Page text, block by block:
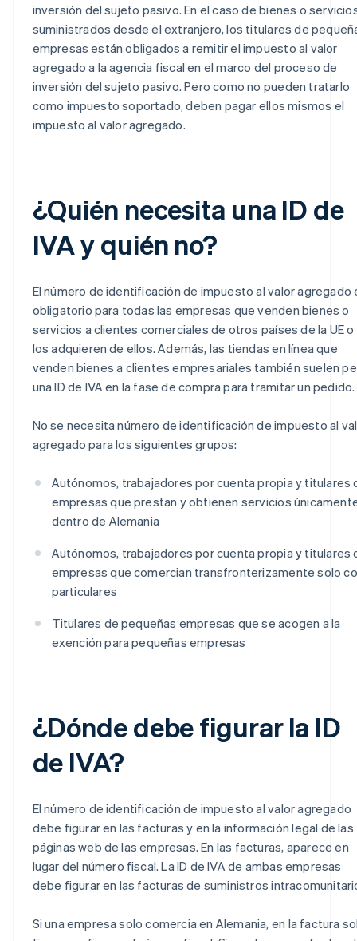
inversión del sujeto pasivo. En el caso de bienes o
suministrados desde el extranjero, los titulares de
empresas están obligados a remitir el impuesto al valor
agregado a la agencia fiscal en el marco del proceso de
inversión del sujeto pasivo. Pero como no pueden tratarlo
como impuesto soportado, deben pagar ellos mismos el
impuesto al valor agregado.
¿Quién necesita una ID de
IVA y quién no?
El número de identificación de impuesto al valor agregado
obligatorio para todas las empresas que venden bienes o
servicios a clientes comerciales de otros países de la UE o
los adquieren de ellos. Además, las tiendas en línea que
venden bienes a clientes empresariales también suelen
una ID de IVA en la fase de compra para tramitar un pedido.
No se necesita número de identificación de impuesto al
agregado para los siguientes grupos:
Autónomos, trabajadores por cuenta propia y titulares
empresas que prestan y obtienen servicios
dentro de Alemania
Autónomos, trabajadores por cuenta propia y titulares
empresas que comercian transfronterizamente solo
particulares
Titulares de pequeñas empresas que se acogen a la
exención para pequeñas empresas
¿Dónde debe figurar la ID
de IVA?
El número de identificación de impuesto al valor agregado
debe figurar en las facturas y en la información legal de las
páginas web de las empresas. En las facturas, aparece en
lugar del número fiscal. La ID de IVA de ambas empresas
debe figurar en las facturas de suministros
Si una empresa solo comercia en Alemania, en la factura